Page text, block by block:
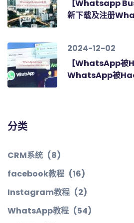
【Whatsapp
新下载及注册
2024-12-02
【WhatsApp被
WhatsApp被
分类
CRM系统 (8)
facebook教程 (16)
Instagram教程 (2)
WhatsApp教程 (54)